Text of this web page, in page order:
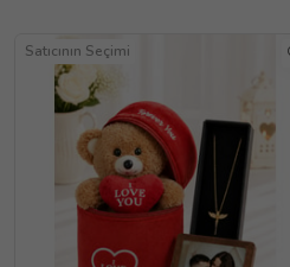
Satıcının Seçimi